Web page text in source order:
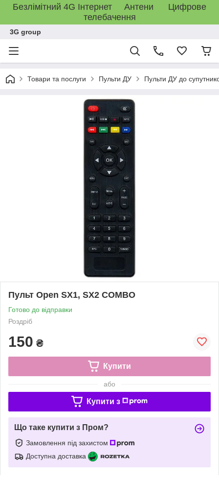
Безлімітний 4G Інтернет Антени Цифрове
телебачення
3G group
Товари та послуги Пульти ДУ Пульти ДУ до
Пульт Open SX1, SX2 COMBO
Готово до відправки
Роздріб
150 ₴
Купити
або
Купити з
Що таке купити з Пром?
Замовлення під захистом
Доступна доставка